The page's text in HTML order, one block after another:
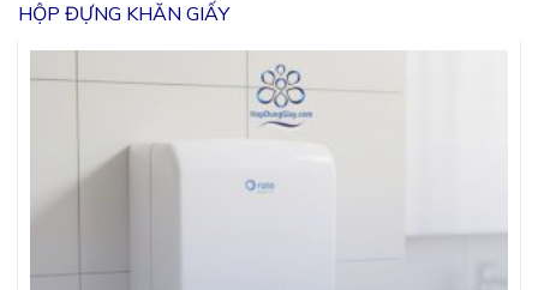
HỘP ĐỰNG KHĂN GIẤY